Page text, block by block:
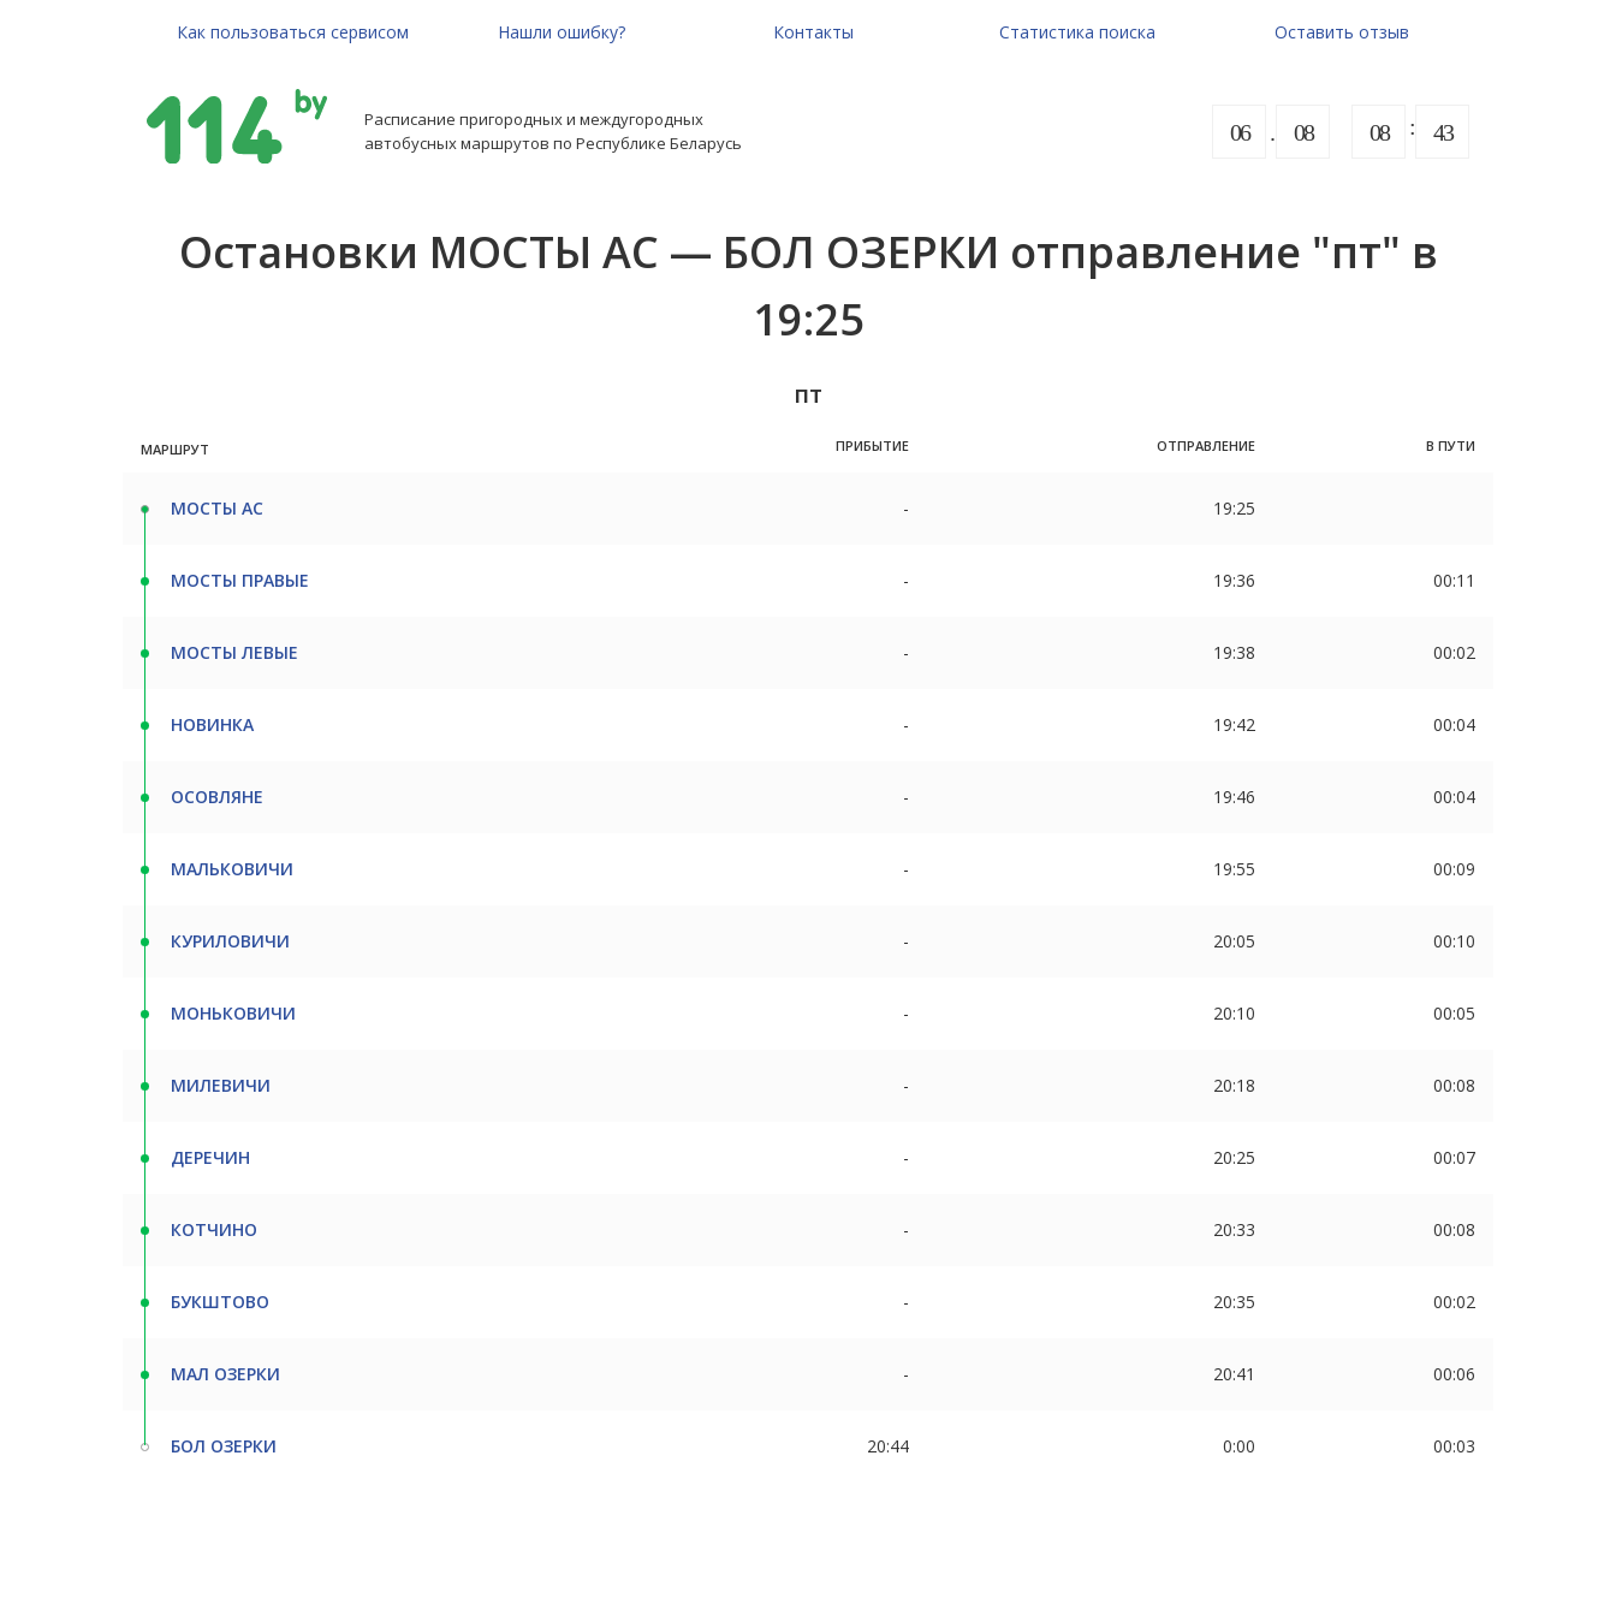
Как пользоваться сервисом Нашли ошибку? Контакты Статистика поиска Оставить отзыв
Расписание пригородных и междугородных
автобусных маршрутов по Республике Беларусь
06 08 08 43
Остановки МОСТЫ АС — БОЛ ОЗЕРКИ отправление "пт" в
19:25
пт
МАРШРУТ ПРИБЫТИЕ ОТПРАВЛЕНИЕ В ПУТИ
МОСТЫ АС - 19:25
МОСТЫ ПРАВЫЕ - 19:36 00:11
МОСТЫ ЛЕВЫЕ - 19:38 00:02
НОВИНКА - 19:42 00:04
ОСОВЛЯНЕ - 19:46 00:04
МАЛЬКОВИЧИ - 19:55 00:09
КУРИЛОВИЧИ - 20:05 00:10
МОНЬКОВИЧИ - 20:10 00:05
МИЛЕВИЧИ - 20:18 00:08
ДЕРЕЧИН - 20:25 00:07
КОТЧИНО - 20:33 00:08
БУКШТОВО - 20:35 00:02
МАЛ ОЗЕРКИ - 20:41 00:06
БОЛ ОЗЕРКИ 20:44 0:00 00:03